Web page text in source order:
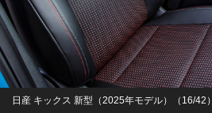
日産 キックス 新型（2025年モデル）（16/42）